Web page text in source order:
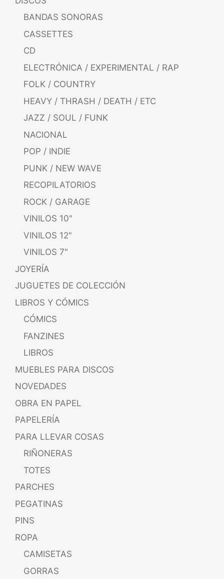
BANDAS SONORAS
CASSETTES
CD
ELECTRÓNICA / EXPERIMENTAL / RAP
FOLK / COUNTRY
HEAVY / THRASH / DEATH / ETC
JAZZ / SOUL / FUNK
NACIONAL
POP / INDIE
PUNK / NEW WAVE
RECOPILATORIOS
ROCK / GARAGE
VINILOS 10"
VINILOS 12"
VINILOS 7"
JOYERÍA
JUGUETES DE COLECCIÓN
LIBROS Y CÓMICS
CÓMICS
FANZINES
LIBROS
MUEBLES PARA DISCOS
NOVEDADES
OBRA EN PAPEL
PAPELERÍA
PARA LLEVAR COSAS
RIÑONERAS
TOTES
PARCHES
PEGATINAS
PINS
ROPA
CAMISETAS
GORRAS